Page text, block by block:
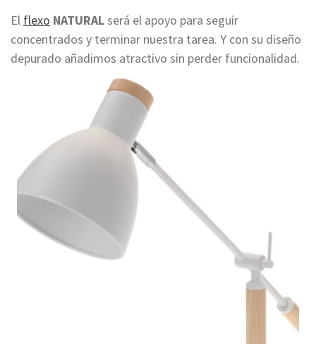
El flexo NATURALserá el apoyo para seguir
concentrados y terminar nuestra tarea. Y con su diseño
depurado añadimos atractivo sin perder funcionalidad.